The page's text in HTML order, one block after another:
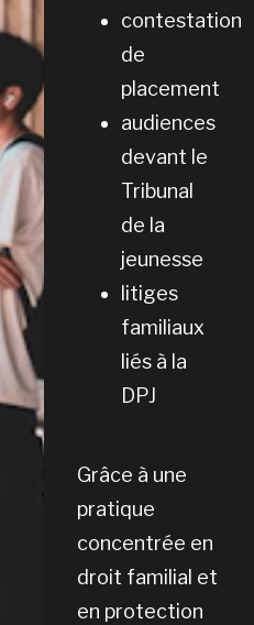
contestation
de
placement
audiences
devant le
Tribunal
de la
jeunesse
litiges
familiaux
liés à la
DPJ
Grâce à une
pratique
concentrée en
droit familial et
en protection